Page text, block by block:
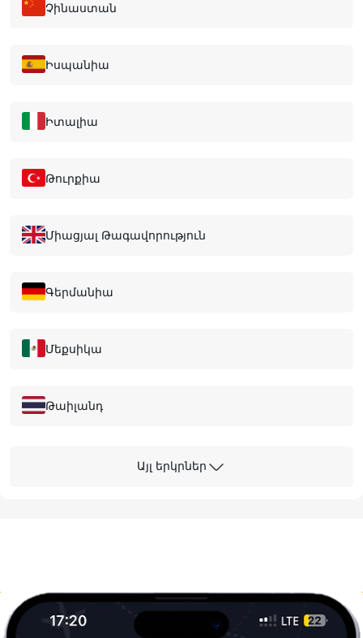
Չինաստան
Իսպանիա
Իտալիա
Թուրքիա
Միացյալ Թագավորություն
Գերմանիա
Մեքսիկա
Թաիլանդ
Այլ երկրներ